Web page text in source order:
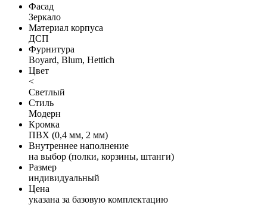
Фасад
Зеркало
Материал корпуса
ДСП
Фурнитура
Boyard, Blum, Hettich
Цвет
<
Светлый
Стиль
Модерн
Кромка
ПВХ (0,4 мм, 2 мм)
Внутреннее наполнение
на выбор (полки, корзины, штанги)
Размер
индивидуальный
Цена
указана за базовую комплектацию